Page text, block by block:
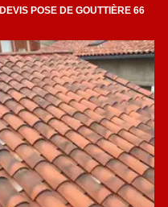
DEVIS POSE DE GOUTTIÈRE 66